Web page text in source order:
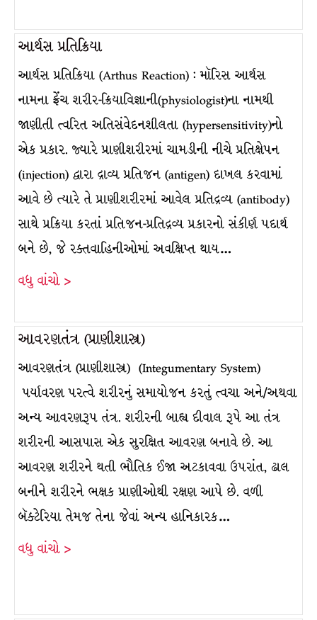
આર્થસ પ્રતિક્રિયા
આર્થસ પ્રતિક્રિયા (Arthus Reaction) : મૉરિસ આર્થસ
નામના ફ્રેંચ શરીર-ક્રિયાવિજ્ઞાની(physiologist)ના નામથી
જાણીતી ત્વરિત અતિસંવેદનશીલતા (hypersensitivity)નો
એક પ્રકાર. જ્યારે પ્રાણીશરીરમાં ચામડીની નીચે પ્રતિક્ષેપન
(injection) દ્વારા દ્રાવ્ય પ્રતિજન (antigen) દાખલ કરવામાં
આવે છે ત્યારે તે પ્રાણીશરીરમાં આવેલ પ્રતિદ્રવ્ય (antibody)
સાથે પ્રક્રિયા કરતાં પ્રતિજન-પ્રતિદ્રવ્ય પ્રકારનો સંકીર્ણ પદાર્થ
બને છે, જે રક્તવાહિનીઓમાં અવક્ષિપ્ત થાય…
વધુ વાંચો >
આવરણતંત્ર (પ્રાણીશાસ્ત્ર)
આવરણતંત્ર (પ્રાણીશાસ્ત્ર) (Integumentary System)
પર્યાવરણ પરત્વે શરીરનું સમાયોજન કરતું ત્વચા અને/અથવા
અન્ય આવરણરૂપ તંત્ર. શરીરની બાહ્ય દીવાલ રૂપે આ તંત્ર
શરીરની આસપાસ એક સુરક્ષિત આવરણ બનાવે છે. આ
આવરણ શરીરને થતી ભૌતિક ઈજા અટકાવવા ઉપરાંત, ઢાલ
બનીને શરીરને ભક્ષક પ્રાણીઓથી રક્ષણ આપે છે. વળી
બૅક્ટેરિયા તેમજ તેના જેવાં અન્ય હાનિકારક…
વધુ વાંચો >